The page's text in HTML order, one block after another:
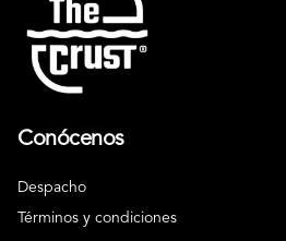
Conócenos
Despacho
Términos y condiciones